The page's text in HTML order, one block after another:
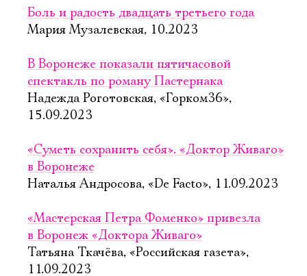
Боль и радость двадцать третьего года
Мария Музалевская, 10.2023
В Воронеже показали пятичасовой
спектакль по роману Пастернака
Надежда Роготовская, «Горком36»,
15.09.2023
«Суметь сохранить себя». «Доктор Живаго»
в Воронеже
Наталья Андросова, «De Facto», 11.09.2023
«Мастерская Петра Фоменко» привезла
в Воронеж «Доктора Живаго»
Татьяна Ткачёва, «Российская газета»,
11.09.2023